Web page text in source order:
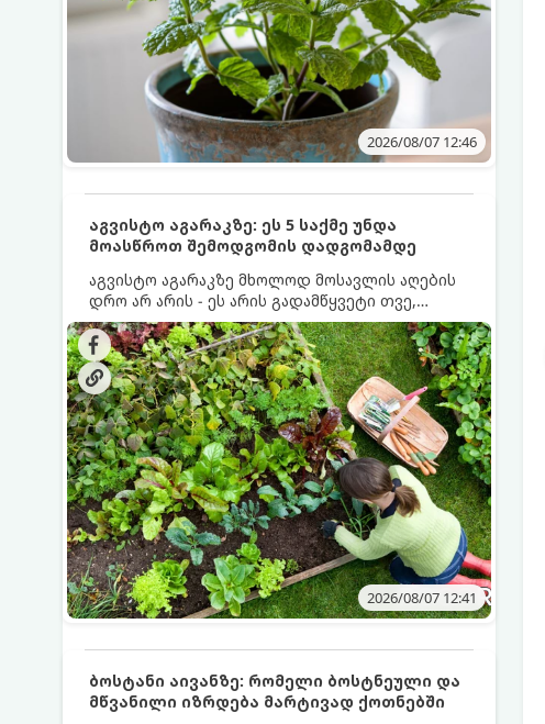
2026/08/07 12:46
აგვისტო აგარაკზე: ეს 5 საქმე უნდა
მოასწროთ შემოდგომის დადგომამდე
აგვისტო აგარაკზე მხოლოდ მოსავლის აღების
დრო არ არის - ეს არის გადამწყვეტი თვე,
როდესაც საფუძველი ეყრება მომავალი წლის
მოსავალს და ბაღი მზადდება შემოდგომა-
ზამთრის სეზონისთვის. იმისათვის, რომ
ნიადაგმა ენერგია აღიდგინოს, ხოლო
მცენარეებმა ზამთარს გაუძლონ, აგვისტოს
ბოლომდე 5 მნიშვნელოვანი საქმის გაკეთება
უნდა მოასწროთ:
2026/08/07 12:41
ბოსტანი აივანზე: რომელი ბოსტნეული და
მწვანილი იზრდება მარტივად ქოთნებში